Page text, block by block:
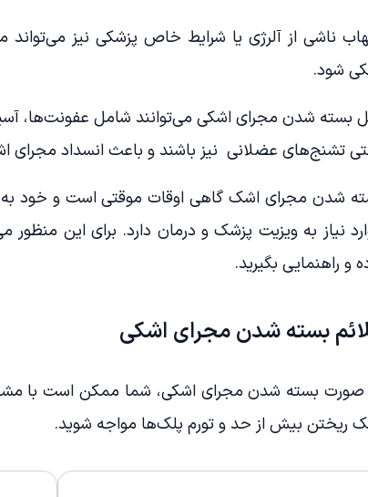
ناشی از آلرژی یا شرایط خاص پزشکی نیز
شود.
بسته شدن مجرای اشکی می‌توانند شامل عفونت‌ها،
تشنج‌های عضلانی نیز باشند و باعث انسداد مجرای
شدن مجرای اشک گاهی اوقات موقتی است و خود
نیاز به ویزیت پزشک و درمان دارد. برای این منظور
و راهنمایی بگیرید.
بسته شدن مجرای اشکی
صورت بسته شدن مجرای اشکی، شما ممکن است با
ریختن بیش از حد و تورم پلک‌ها مواجه شوید.